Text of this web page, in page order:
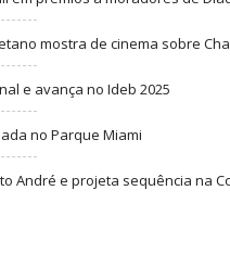
mostra de cinema sobre
e avança no Ideb 2025
no Parque Miami
André e projeta sequência na